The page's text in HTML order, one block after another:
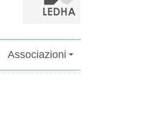
Associazioni